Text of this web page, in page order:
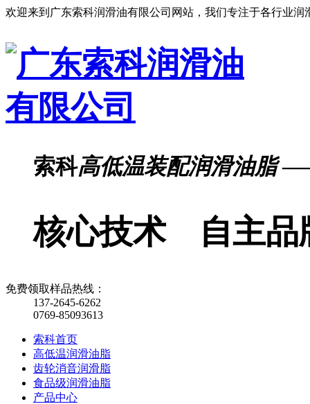
欢迎来到广东索科润滑油有限公司网站，我们专注于各行业
索科高低温装配润滑油脂——
核心技术 自主
免费领取样品热线：
137-2645-6262
0769-85093613
索科首页
高低温润滑油脂
齿轮消音润滑脂
食品级润滑油脂
产品中心